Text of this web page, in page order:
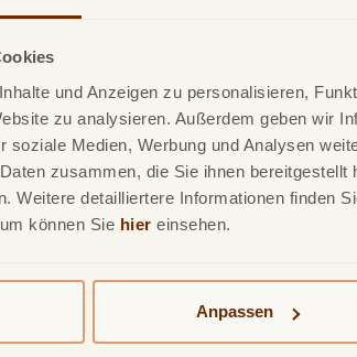
und Anzeigen zu personalisieren,
zu analysieren. Außerdem geben wir
soziale Medien, Werbung und Analysen
zusammen, die Sie ihnen
Weitere detailliertere Informationen finden
können Sie hier einsehen.
Anpassen
im Verwendungszweck angeben.
bei der Änderung Ihrer persönlichen
entspricht.
ein
hinterlegen?
als Referenzkonto
Senden Sie uns in diesem Fall
Gemeinschaftskonto gehört. Sie